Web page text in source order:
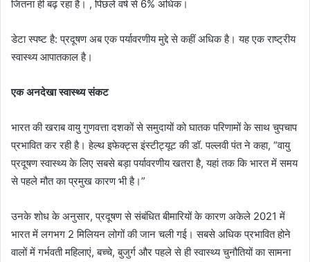
जितना ही बढ़ रहा है। , पिछले वर्ष से 6% अधिक।
डेटा स्पष्ट है: प्रदूषण अब एक पर्यावरणीय मुद्दे से कहीं अधिक है। यह एक राष्ट्रीय
स्वास्थ्य आपातकाल है।
एक अनदेखा स्वास्थ्य संकट
भारत की खराब वायु गुणवत्ता दशकों से समुदायों को घातक परिणामों के साथ चुपचाप
प्रभावित कर रही है। हेल्थ इफेक्ट्स इंस्टीट्यूट की डॉ. पल्लवी पंत ने कहा, “वायु
प्रदूषण स्वास्थ्य के लिए सबसे बड़ा पर्यावरणीय खतरा है, यहां तक ​​कि भारत में समय
से पहले मौत का प्रमुख कारण भी है।”
उनके शोध के अनुसार, प्रदूषण से संबंधित बीमारियों के कारण अकेले 2021 में
भारत में लगभग 2 मिलियन लोगों की जान चली गई। सबसे अधिक प्रभावित होने
वालों में गर्भवती महिलाएं, बच्चे, बुजुर्ग और पहले से ही स्वास्थ्य चुनौतियों का सामना